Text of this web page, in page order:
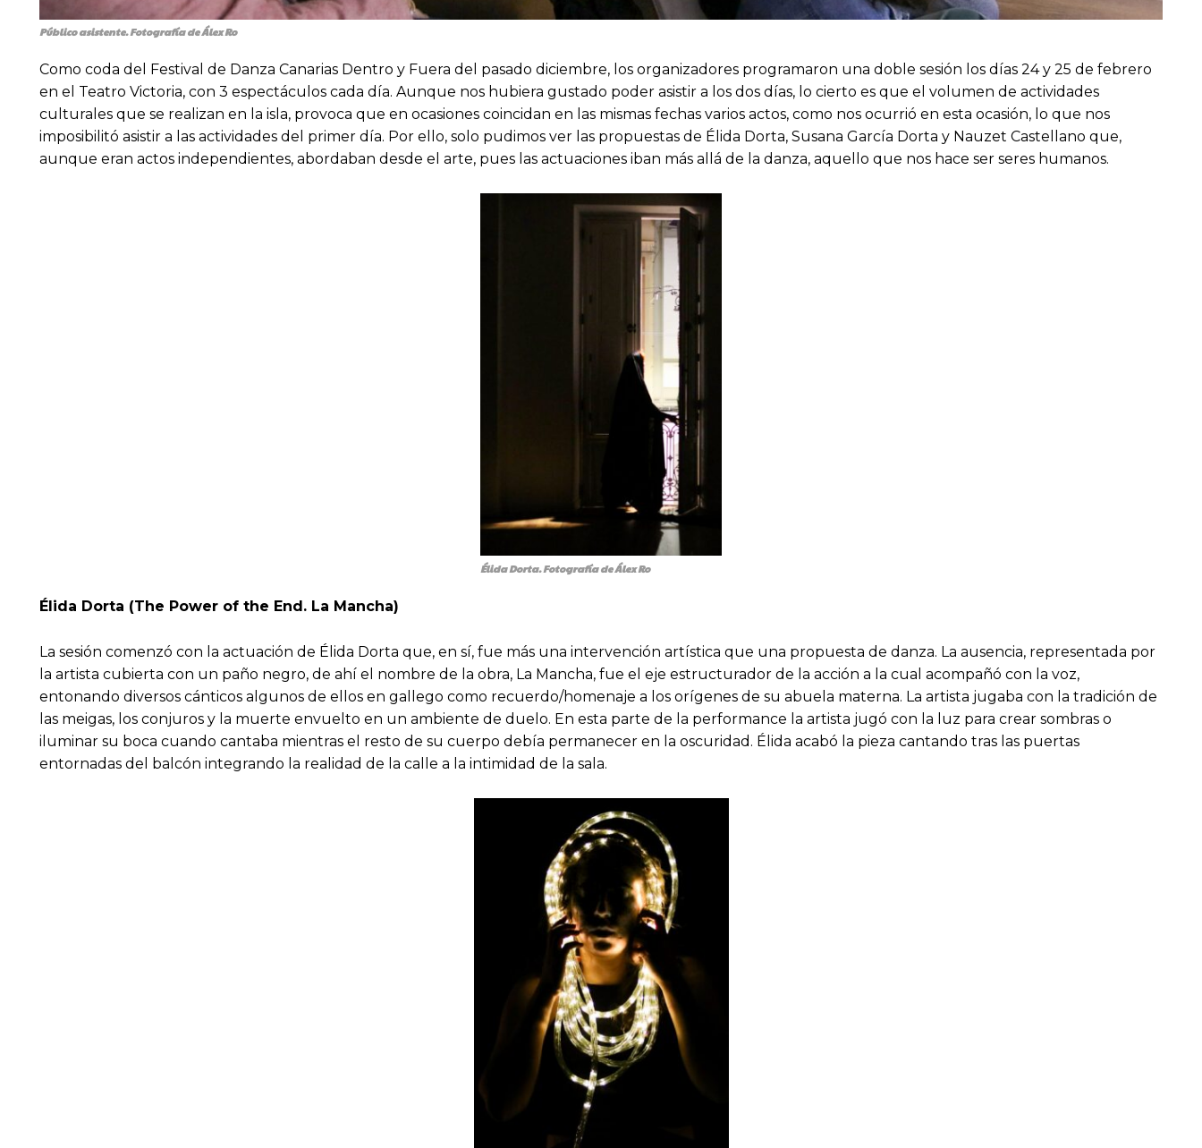
Público asistente. Fotografía de Álex Ro
Como coda del Festival de Danza Canarias Dentro y Fuera del pasado diciembre, los organizadores programaron una doble sesión los días 24 y 25 de febrero
en el Teatro Victoria, con 3 espectáculos cada día. Aunque nos hubiera gustado poder asistir a los dos días, lo cierto es que el volumen de actividades
culturales que se realizan en la isla, provoca que en ocasiones coincidan en las mismas fechas varios actos, como nos ocurrió en esta ocasión, lo que nos
imposibilitó asistir a las actividades del primer día. Por ello, solo pudimos ver las propuestas de Élida Dorta, Susana García Dorta y Nauzet Castellano que,
aunque eran actos independientes, abordaban desde el arte, pues las actuaciones iban más allá de la danza, aquello que nos hace ser seres humanos.
Élida Dorta. Fotografía de Álex Ro
Élida Dorta (The Power of the End. La Mancha)
La sesión comenzó con la actuación de Élida Dorta que, en sí, fue más una intervención artística que una propuesta de danza. La ausencia, representada por
la artista cubierta con un paño negro, de ahí el nombre de la obra, La Mancha, fue el eje estructurador de la acción a la cual acompañó con la voz,
entonando diversos cánticos algunos de ellos en gallego como recuerdo/homenaje a los orígenes de su abuela materna. La artista jugaba con la tradición de
las meigas, los conjuros y la muerte envuelto en un ambiente de duelo. En esta parte de la performance la artista jugó con la luz para crear sombras o
iluminar su boca cuando cantaba mientras el resto de su cuerpo debía permanecer en la oscuridad. Élida acabó la pieza cantando tras las puertas
entornadas del balcón integrando la realidad de la calle a la intimidad de la sala.